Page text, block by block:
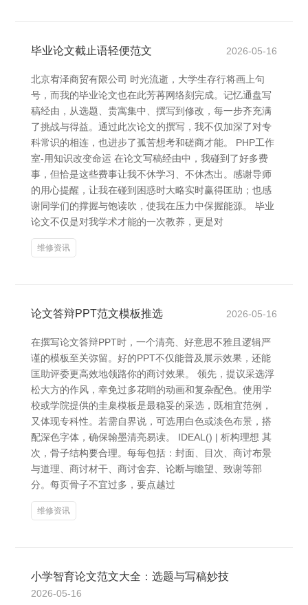
毕业论文截止语轻便范文 2026-05-16
北京宥泽商贸有限公司 时光流逝，大学生存行将画上句
号，而我的毕业论文也在此芳苒网络刻完成。记忆通盘写
稿经由，从选题、贵寓集中、撰写到修改，每一步齐充满
了挑战与得益。通过此次论文的撰写，我不仅加深了对专
科常识的相连，也进步了孤苦想考和磋商才能。 PHP工作
室-用知识改变命运 在论文写稿经由中，我碰到了好多费
事，但恰是这些费事让我不休学习、不休杰出。感谢导师
的用心提醒，让我在碰到困惑时大略实时赢得匡助；也感
谢同学们的撑握与饱读吹，使我在压力中保握能源。 毕业
论文不仅是对我学术才能的一次教养，更是对
维修资讯
论文答辩PPT范文模板推选 2026-05-16
在撰写论文答辩PPT时，一个清亮、好意思不雅且逻辑严
谨的模板至关弥留。好的PPT不仅能普及展示效果，还能
匡助评委更高效地领路你的商讨效果。 领先，提议采选浮
松大方的作风，幸免过多花哨的动画和复杂配色。使用学
校或学院提供的圭臬模板是最稳妥的采选，既相宜范例，
又体现专科性。若需自界说，可选用白色或淡色布景，搭
配深色字体，确保翰墨清亮易读。 IDEAL() | 析构理想 其
次，骨子结构要合理。每每包括：封面、目次、商讨布景
与道理、商讨材干、商讨舍弃、论断与瞻望、致谢等部
分。每页骨子不宜过多，要点越过
维修资讯
小学智育论文范文大全：选题与写稿妙技
2026-05-16